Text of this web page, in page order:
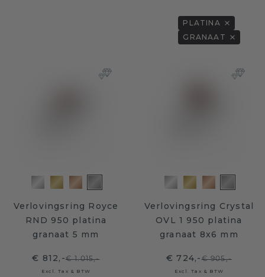
PLATINA
GRANAAT
Verlovingsring Royce
RND 950 platina
granaat 5 mm
€ 812,-€ 1.015,-
Excl. Tax & BTW
Verlovingsring Crystal
OVL 1 950 platina
granaat 8x6 mm
€ 724,-€ 905,-
Excl. Tax & BTW